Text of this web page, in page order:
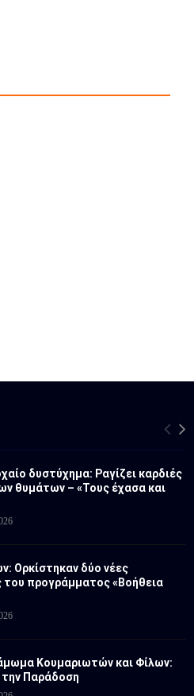
δυστύχημα: Ραγίζει καρδιές
θυμάτων – «Τους έχασα και
Ορκίστηκαν δύο νέες
του προγράμματος «Βοήθεια
Κουμαριωτών και Φίλων:
την Παράδοση